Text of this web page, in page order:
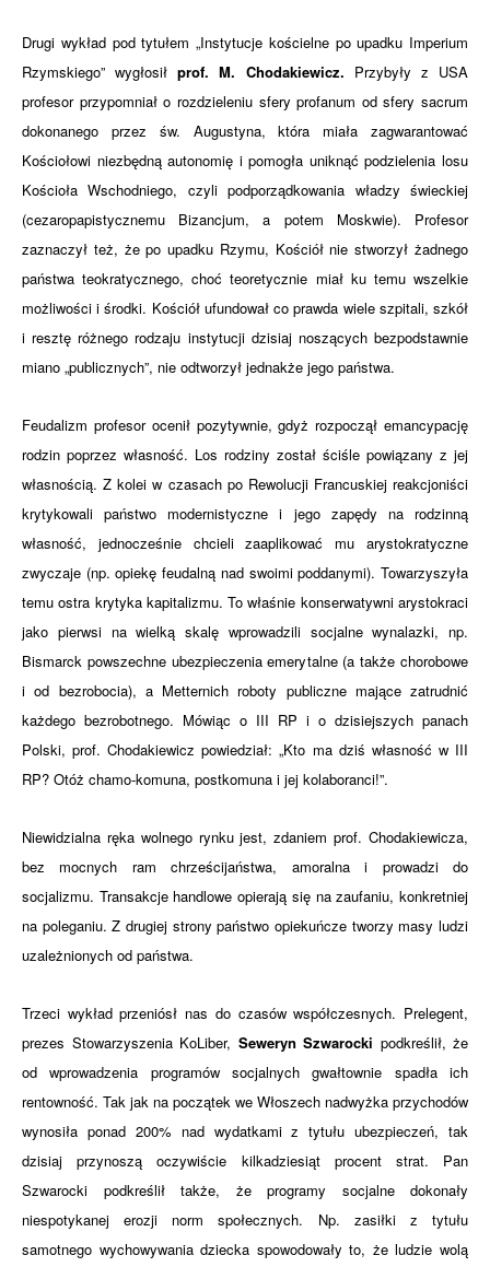
Drugi wykład pod tytułem „Instytucje kościelne po upadku Imperium
Rzymskiego” wygłosił prof. M. Chodakiewicz. Przybyły z USA
profesor przypomniał o rozdzieleniu sfery profanum od sfery sacrum
dokonanego przez św. Augustyna, która miała zagwarantować
Kościołowi niezbędną autonomię i pomogła uniknąć podzielenia losu
Kościoła Wschodniego, czyli podporządkowania władzy świeckiej
(cezaropapistycznemu Bizancjum, a potem Moskwie). Profesor
zaznaczył też, że po upadku Rzymu, Kościół nie stworzył żadnego
państwa teokratycznego, choć teoretycznie miał ku temu wszelkie
możliwości i środki. Kościół ufundował co prawda wiele szpitali, szkół
i resztę różnego rodzaju instytucji dzisiaj noszących bezpodstawnie
miano „publicznych”, nie odtworzył jednakże jego państwa.
Feudalizm profesor ocenił pozytywnie, gdyż rozpoczął emancypację
rodzin poprzez własność. Los rodziny został ściśle powiązany z jej
własnością. Z kolei w czasach po Rewolucji Francuskiej reakcjoniści
krytykowali państwo modernistyczne i jego zapędy na rodzinną
własność, jednocześnie chcieli zaaplikować mu arystokratyczne
zwyczaje (np. opiekę feudalną nad swoimi poddanymi). Towarzyszyła
temu ostra krytyka kapitalizmu. To właśnie konserwatywni arystokraci
jako pierwsi na wielką skalę wprowadzili socjalne wynalazki, np.
Bismarck powszechne ubezpieczenia emerytalne (a także chorobowe
i od bezrobocia), a Metternich roboty publiczne mające zatrudnić
każdego bezrobotnego. Mówiąc o III RP i o dzisiejszych panach
Polski, prof. Chodakiewicz powiedział: „Kto ma dziś własność w III
RP? Otóż chamo-komuna, postkomuna i jej kolaboranci!”.
Niewidzialna ręka wolnego rynku jest, zdaniem prof. Chodakiewicza,
bez mocnych ram chrześcijaństwa, amoralna i prowadzi do
socjalizmu. Transakcje handlowe opierają się na zaufaniu, konkretniej
na poleganiu. Z drugiej strony państwo opiekuńcze tworzy masy ludzi
uzależnionych od państwa.
Trzeci wykład przeniósł nas do czasów współczesnych. Prelegent,
prezes Stowarzyszenia KoLiber, Seweryn Szwarocki podkreślił, że
od wprowadzenia programów socjalnych gwałtownie spadła ich
rentowność. Tak jak na początek we Włoszech nadwyżka przychodów
wynosiła ponad 200% nad wydatkami z tytułu ubezpieczeń, tak
dzisiaj przynoszą oczywiście kilkadziesiąt procent strat. Pan
Szwarocki podkreślił także, że programy socjalne dokonały
niespotykanej erozji norm społecznych. Np. zasiłki z tytułu
samotnego wychowywania dziecka spowodowały to, że ludzie wolą